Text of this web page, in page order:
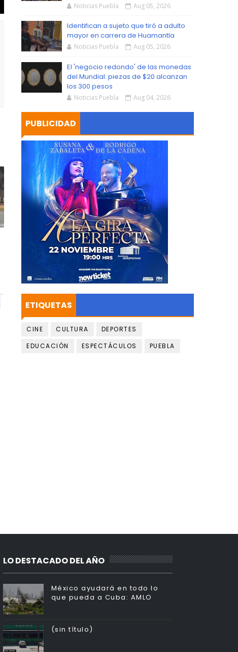
Noticias Puebla Aug 05, 2026
Identifican a sujeto que tiró a adulto
mayor en carrera de Huamantla
Noticias Puebla Aug 05, 2026
El 'negocio redondo' de las monedas
del Mundial: piezas de $20 alcanzan
los 300 pesos
Noticias Puebla Aug 04, 2026
PUBLICIDAD
ETIQUETAS
CINE CULTURA
DEPORTES
EDUCACIÓN
ESPECTÁCULOS PUEBLA
LO DESTACADO DEL AÑO
México ayudará en todo lo
que pueda a Cuba: AMLO
(sin título)